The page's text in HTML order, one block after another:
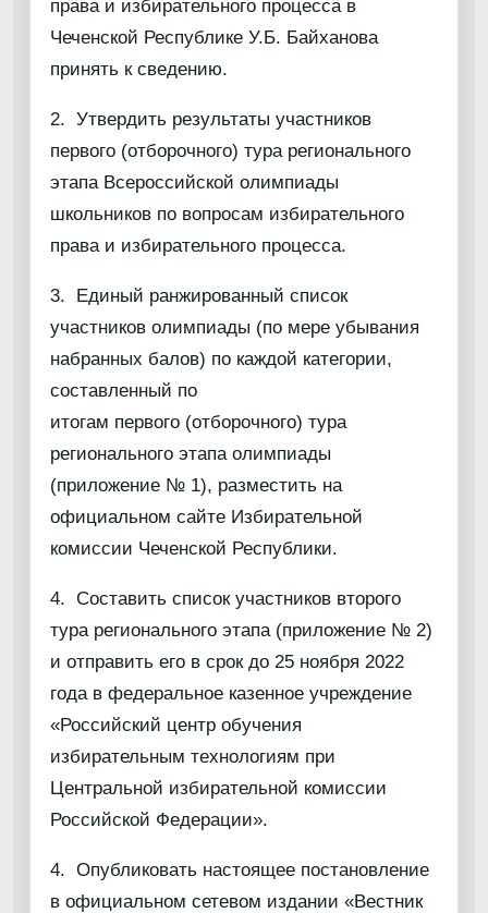
права и избирательного процесса в
Чеченской Республике У.Б. Байханова
принять к сведению.
2. Утвердить результаты участников
первого (отборочного) тура регионального
этапа Всероссийской олимпиады
школьников по вопросам избирательного
права и избирательного процесса.
3. Единый ранжированный список
участников олимпиады (по мере убывания
набранных балов) по каждой категории,
составленный по
итогам первого (отборочного) тура
регионального этапа олимпиады
(приложение № 1), разместить на
официальном сайте Избирательной
комиссии Чеченской Республики.
4. Составить список участников второго
тура регионального этапа (приложение № 2)
и отправить его в срок до 25 ноября 2022
года в федеральное казенное учреждение
«Российский центр обучения
избирательным технологиям при
Центральной избирательной комиссии
Российской Федерации».
4. Опубликовать настоящее постановление
в официальном сетевом издании «Вестник